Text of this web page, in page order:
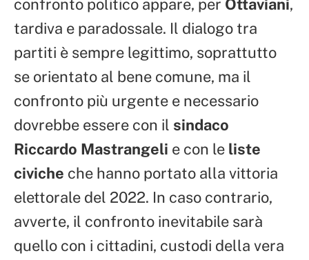
confronto politico appare, per Ottaviani,
tardiva e paradossale. Il dialogo tra
partiti è sempre legittimo, soprattutto
se orientato al bene comune, ma il
confronto più urgente e necessario
dovrebbe essere con il sindaco
Riccardo Mastrangeli e con le liste
civiche che hanno portato alla vittoria
elettorale del 2022. In caso contrario,
avverte, il confronto inevitabile sarà
quello con i cittadini, custodi della vera